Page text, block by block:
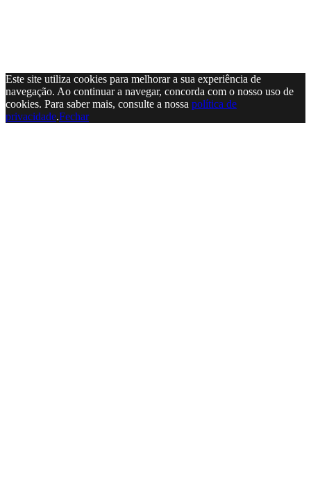
Este site utiliza cookies para melhorar a sua experiência de
navegação. Ao continuar a navegar, concorda com o nosso uso de
cookies. Para saber mais, consulte a nossa política de
privacidade.Fechar